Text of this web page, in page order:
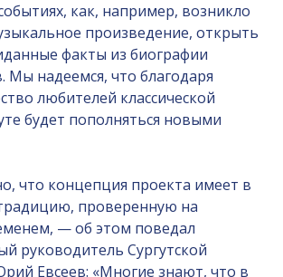
как, например, возникло
произведение, открыть
факты из биографии
Мы надеемся, что благодаря
любителей классической
будет пополняться новыми
что концепция проекта имеет в
проверенную на
— об этом поведал
руководитель Сургутской
Евсеев: «Многие знают, что в